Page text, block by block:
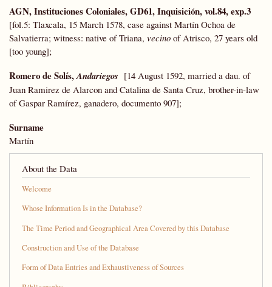
AGN, Instituciones Coloniales, GD61, Inquisición, vol.84, exp.3
[fol.5: Tlaxcala, 15 March 1578, case against Martín Ochoa de
Salvatierra; witness: native of Triana, vecino of Atrisco, 27 years old
[too young];
Romero de Solís,Andariegos [14 August 1592, married a dau. of
Juan Ramirez de Alarcon and Catalina de Santa Cruz, brother-in-law
of Gaspar Ramírez, ganadero, documento 907];
Surname
Martín
About the Data
Welcome
Whose Information Is in the Database?
The Time Period and Geographical Area Covered by this Database
Construction and Use of the Database
Form of Data Entries and Exhaustiveness of Sources